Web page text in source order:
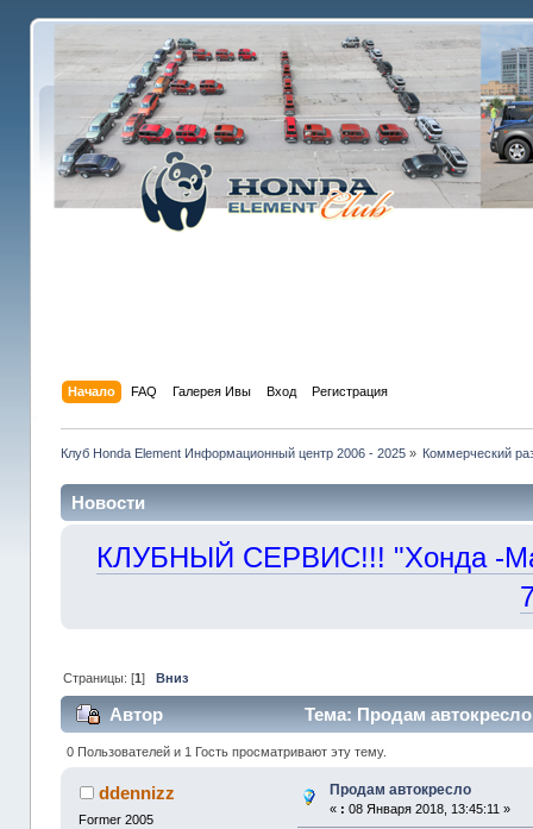
Начало FAQ Галерея Ивы Вход Регистрация
Клуб Honda Element Информационный центр 2006 - 2025» Коммерческий
Новости
КЛУБНЫЙ СЕРВИС!!! "Хонда -
Страницы: [1] Вниз
Автор Тема: Продам
0 Пользователей и 1 Гость просматривают эту тему.
ddennizz
Former 2005
Продам автокресло
« : 08 Января 2018, 13:45:11 »